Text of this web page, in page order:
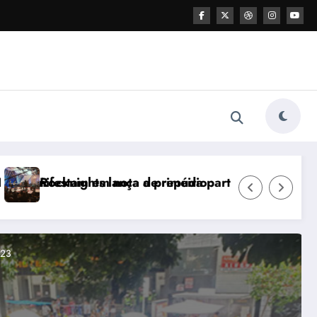
Nights” em BH
Parcus Gallery inaugura filial no Vila Galé
março 5, 2021